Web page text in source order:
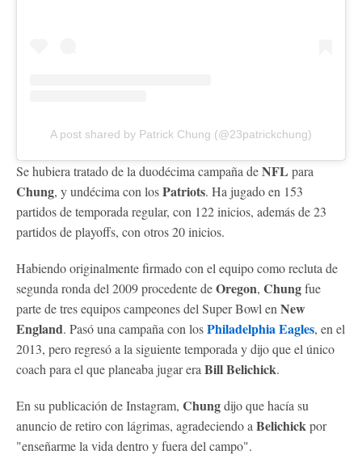
A post shared by Patrick Chung (@23patrickchung)
Se hubiera tratado de la duodécima campaña deNFL para
Chung, y undécima con losPatriots. Ha jugado en 153
partidos de temporada regular, con 122 inicios, además de 23
partidos de playoffs, con otros 20 inicios.
Habiendo originalmente firmado con el equipo como recluta de
segunda ronda del 2009 procedente deOregon, Chungfue
parte de tres equipos campeones del Super Bowl en New
England. Pasó una campaña con losPhiladelphia Eagles, en el
2013, pero regresó a la siguiente temporada y dijo que el único
coach para el que planeaba jugar era Bill Belichick.
En su publicación de Instagram, Chungdijo que hacía su
anuncio de retiro con lágrimas, agradeciendo a Belichickpor
"enseñarme la vida dentro y fuera del campo".